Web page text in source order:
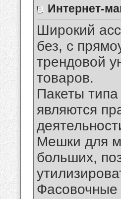
Интернет-
Широкий
без, с
трендовой
товаров.
Пакеты
являются
Мешки для
больших,